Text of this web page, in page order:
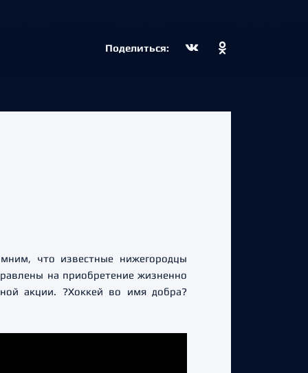
Поделиться:
что известные нижегородцы
на приобретение жизненно
акции. ?Хоккей во имя добра?